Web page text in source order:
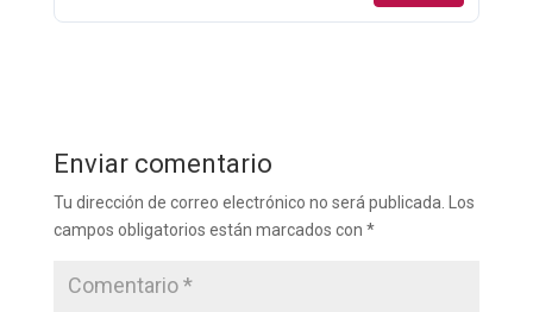
Enviar comentario
Tu dirección de correo electrónico no será publicada.
Los
campos obligatorios están marcados con *